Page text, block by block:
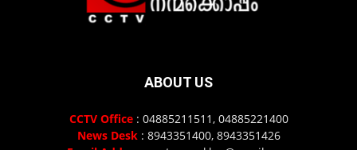
ABOUT US
CCTV Office: 04885211511, 04885221400
News Desk: 8943351400, 8943351426